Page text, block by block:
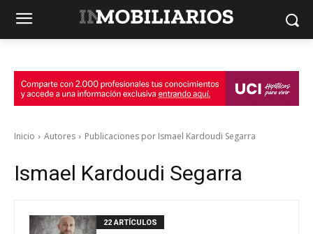
Inicio Autores Publicaciones por Ismael Kardoudi Segarra
Ismael Kardoudi Segarra
22 ARTÍCULOS